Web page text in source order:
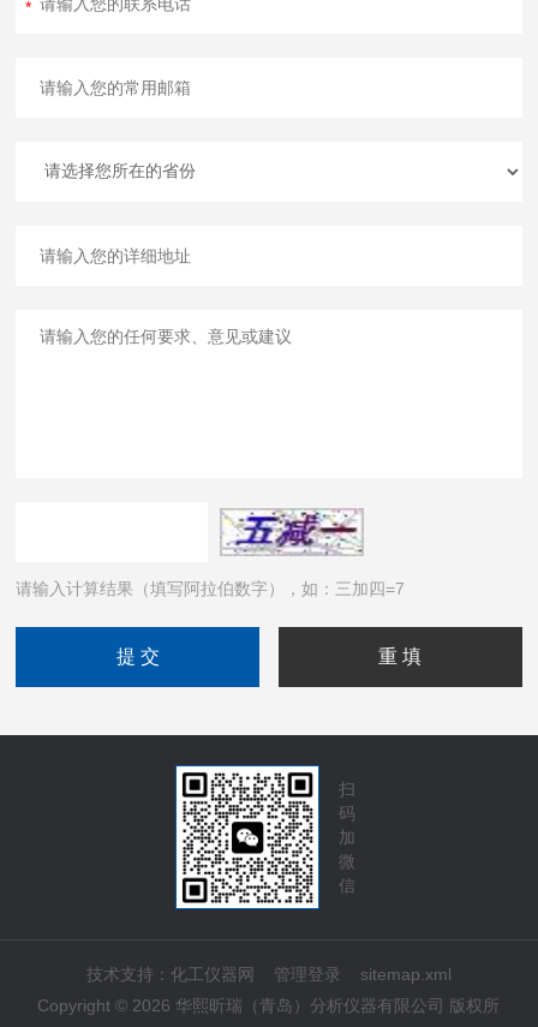
请输入计算结果（填写阿拉伯数字），如：三加四=7
扫
码
加
微
信
技术支持： 化工仪器网 管理登录
sitemap.xml
Copyright © 2026 华熙昕瑞（青岛）分析仪器有限公司 版权所